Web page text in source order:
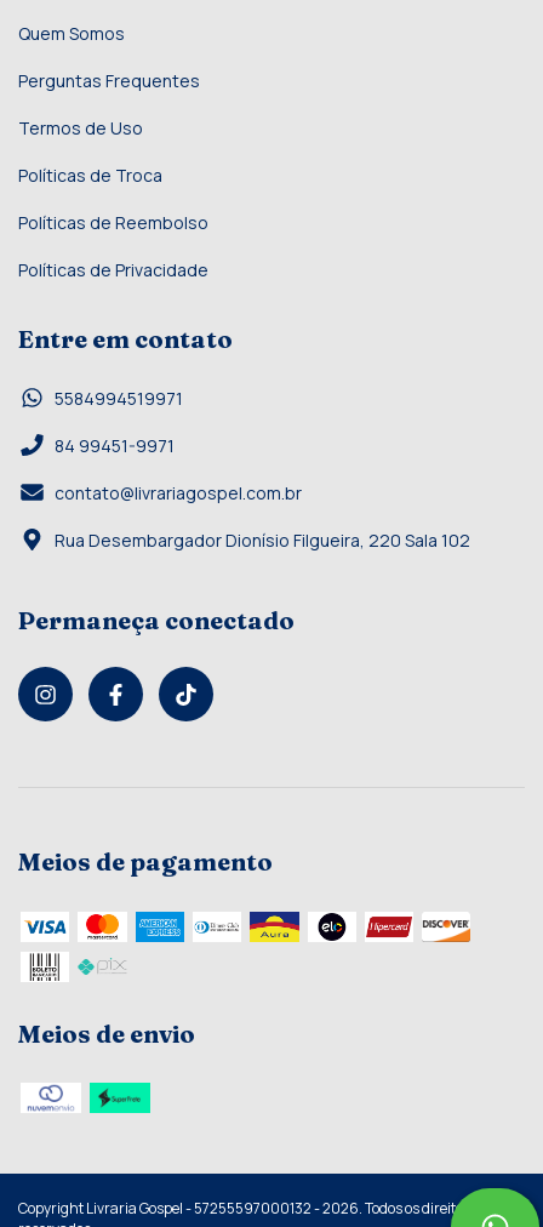
Quem Somos
Perguntas Frequentes
Termos de Uso
Políticas de Troca
Políticas de Reembolso
Políticas de Privacidade
Entre em contato
5584994519971
84 99451-9971
contato@livrariagospel.com.br
Rua Desembargador Dionísio Filgueira, 220 Sala 102
Permaneça conectado
Meios de pagamento
Meios de envio
Copyright Livraria Gospel - 57255597000132 - 2026. Todos os direitos